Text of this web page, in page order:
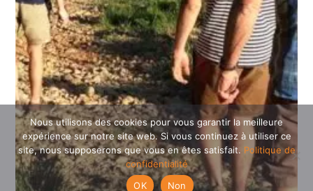
Nous utilisons des cookies pour vous garantir la meilleure
expérience sur notre site web. Si vous continuez à utiliser ce
site, nous supposerons que vous en êtes satisfait. Politique de
confidentialité
OK
Non